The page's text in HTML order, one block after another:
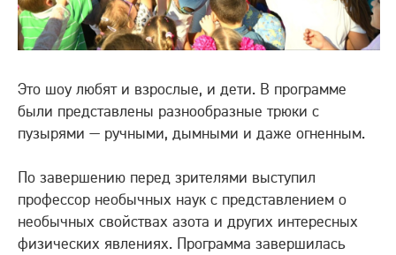
Это шоу любят и взрослые, и дети. В программе
были представлены разнообразные трюки с
пузырями — ручными, дымными и даже огненным.
По завершению перед зрителями выступил
профессор необычных наук с представлением о
необычных свойствах азота и других интересных
физических явлениях. Программа завершилась